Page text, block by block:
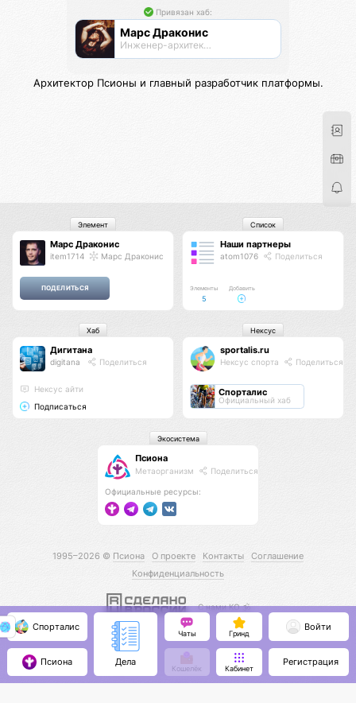
Привязан хаб:
Марс Драконис
Инженер-архитектор
Архитектор Псионы и главный разработчик платформы.
Марс Драконис
item1714 Марс Драконис
Элемент
Наши партнеры
atom1076 Поделиться
Элементы
5
Добавить
Список
Дигитана
digitana Поделиться
Нексус айти
Подписаться
Хаб
sportalis.ru
Нексус спорта Поделиться
Спорталис
Официальный хаб
Нексус
Псиона
Метаорганизм Поделиться
Официальные ресурсы:
Экосистема
1995–2026 © Псиона О проекте Контакты
Соглашение
Конфиденциальность
С нами КО 🕉️
Спорталис
Псиона Дела
Чаты Гринд
Кошелёк Кабинет
Войти
Регистрация